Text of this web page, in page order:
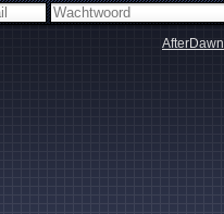
AfterDawn